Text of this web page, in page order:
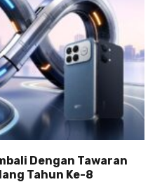
Dengan Tawaran
Tahun Ke-8